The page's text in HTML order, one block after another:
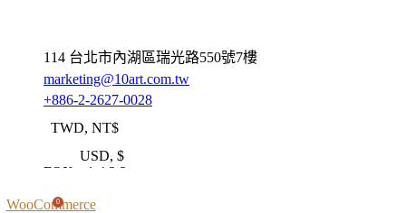
114 台北市內湖區瑞光路550號7樓
marketing@10art.com.tw
+886-2-2627-0028
TWD, NT$
USD, $
FOX v.1.4.2.3
ABOUT US
0
WooCommerce